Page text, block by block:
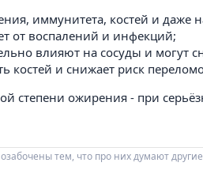
иммунитета, костей и даже
от воспалений и инфекций;
влияют на сосуды и могут
костей и снижает риск
степени ожирения - при
тем, что про них думают